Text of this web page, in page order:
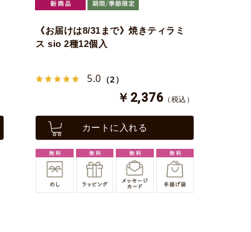
《お届けは8/31まで》焼きティラミ
ス sio 2種12個入
5.0 （2）
￥2,376 （税込）
カートに入れる